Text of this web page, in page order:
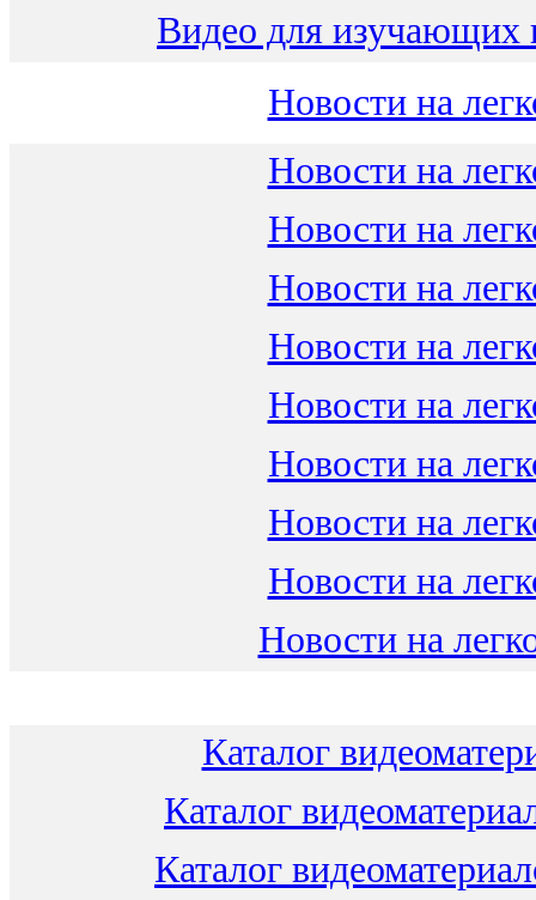
Видео для изучающих
Новости на
Новости на
Новости на
Новости на
Новости на
Новости на
Новости на
Новости на
Новости на
Новости на
Каталог
Каталог
Каталог